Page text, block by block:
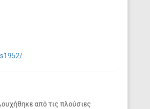
από τις πλούσιες